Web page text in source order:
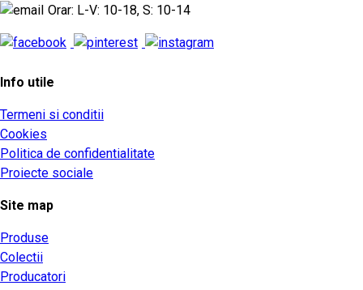
Orar: L-V: 10-18, S: 10-14
Info utile
Termeni si conditii
Cookies
Politica de confidentialitate
Proiecte sociale
Site map
Produse
Colectii
Producatori